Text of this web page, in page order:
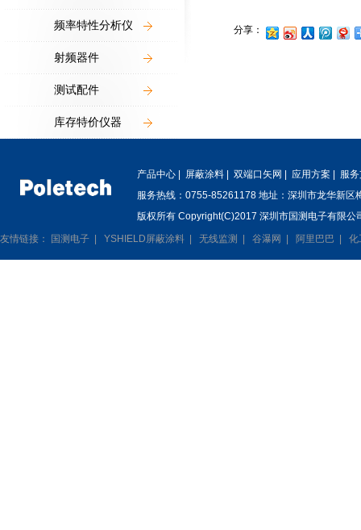
频率特性分析仪
射频器件
测试配件
库存特价仪器
分享：
产品中心 屏蔽涂料 双端口矢网 应用方案
服
服务热线：0755-85261178 地址：深圳市龙华新区
版权所有 Copyright(C)2017 深圳市国测电子有限公
友情链接：
国测电子 YSHIELD屏蔽涂料 无线监测 谷瀑网 阿里巴巴 化